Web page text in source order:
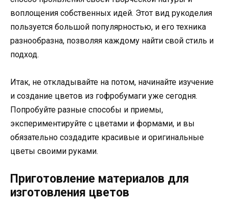
воплощения собственных идей. Этот вид рукоделия
пользуется большой популярностью, и его техника
разнообразна, позволяя каждому найти свой стиль и
подход.
Итак, не откладывайте на потом, начинайте изучение
и создание цветов из гофробумаги уже сегодня.
Попробуйте разные способы и приемы,
экспериментируйте с цветами и формами, и вы
обязательно создадите красивые и оригинальные
цветы своими руками.
Приготовление материалов для
изготовления цветов